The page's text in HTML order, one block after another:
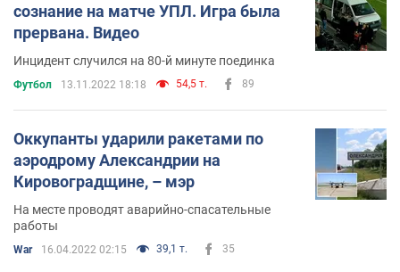
сознание на матче УПЛ. Игра была
прервана. Видео
Инцидент случился на 80-й минуте поединка
Футбол 13.11.2022 18:18 54,5 т. 89
Оккупанты ударили ракетами по
аэродрому Александрии на
Кировоградщине, – мэр
На месте проводят аварийно-спасательные
работы
War 16.04.2022 02:15 39,1 т. 35